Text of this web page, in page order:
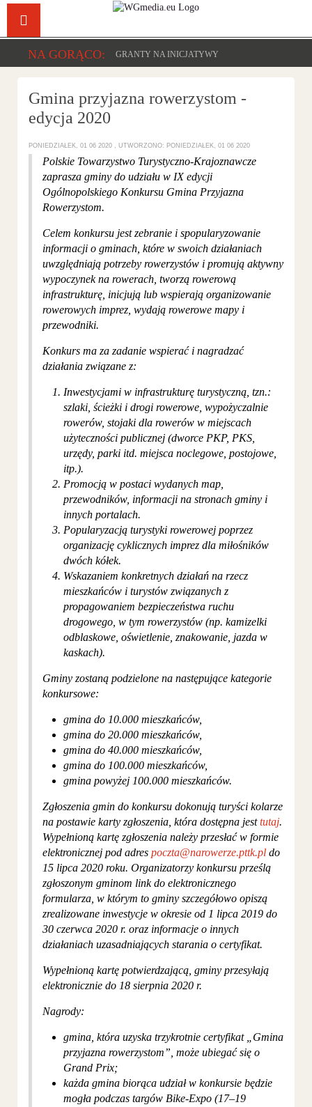
NA GORĄCO: GRANTY NA INICJATYWY
Gmina przyjazna rowerzystom -
edycja 2020
PONIEDZIAŁEK, 01 06 2020 UTWORZONO: PONIEDZIAŁEK, 01 06 2020
Polskie Towarzystwo Turystyczno-Krajoznawcze
zaprasza gminy do udziału w IX edycji
Ogólnopolskiego Konkursu Gmina Przyjazna
Rowerzystom.
Celem konkursu jest zebranie i spopularyzowanie
informacji o gminach, które w swoich działaniach
uwzględniają potrzeby rowerzystów i promują aktywny
wypoczynek na rowerach, tworzą rowerową
infrastrukturę, inicjują lub wspierają organizowanie
rowerowych imprez, wydają rowerowe mapy i
przewodniki.
Konkurs ma za zadanie wspierać i nagradzać
działania związane z:
Inwestycjami w infrastrukturę turystyczną, tzn.:
szlaki, ścieżki i drogi rowerowe, wypożyczalnie
rowerów, stojaki dla rowerów w miejscach
użyteczności publicznej (dworce PKP, PKS,
urzędy, parki itd. miejsca noclegowe, postojowe,
itp.).
Promocją w postaci wydanych map,
przewodników, informacji na stronach gminy i
innych portalach.
Popularyzacją turystyki rowerowej poprzez
organizację cyklicznych imprez dla miłośników
dwóch kółek.
Wskazaniem konkretnych działań na rzecz
mieszkańców i turystów związanych z
propagowaniem bezpieczeństwa ruchu
drogowego, w tym rowerzystów (np. kamizelki
odblaskowe, oświetlenie, znakowanie, jazda w
kaskach).
Gminy zostaną podzielone na następujące kategorie
konkursowe:
gmina do 10.000 mieszkańców,
gmina do 20.000 mieszkańców,
gmina do 40.000 mieszkańców,
gmina do 100.000 mieszkańców,
gmina powyżej 100.000 mieszkańców.
Zgłoszenia gmin do konkursu dokonują turyści kolarze
na postawie karty zgłoszenia, która dostępna jesttutaj.
Wypełnioną kartę zgłoszenia należy przesłać w formie
elektronicznej pod adres poczta@narowerze.pttk.pl do
15 lipca 2020 roku. Organizatorzy konkursu prześlą
zgłoszonym gminom link do elektronicznego
formularza, w którym to gminy szczegółowo opiszą
zrealizowane inwestycje w okresie od 1 lipca 2019 do
30 czerwca 2020 r. oraz informacje o innych
działaniach uzasadniających starania o certyfikat.
Wypełnioną kartę potwierdzającą, gminy przesyłają
elektronicznie do 18 sierpnia 2020 r.
Nagrody:
gmina, która uzyska trzykrotnie certyfikat „Gmina
przyjazna rowerzystom”, może ubiegać się o
Grand Prix;
każda gmina biorąca udział w konkursie będzie
mogła podczas targów Bike-Expo (17–19